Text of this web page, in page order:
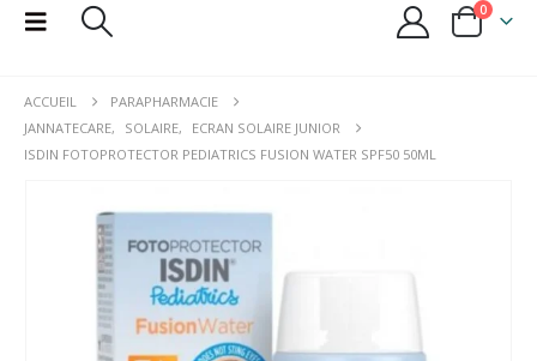
0
ACCUEIL
PARAPHARMACIE
JANNATECARE, SOLAIRE,
ECRAN SOLAIRE JUNIOR
ISDIN FOTOPROTECTOR PEDIATRICS FUSION WATER SPF50 50ML